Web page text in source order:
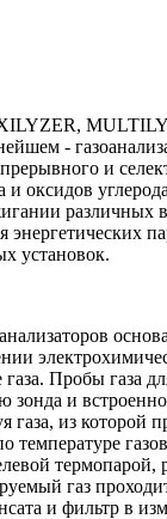
-
и
и оксидов
различных
энергетических
установок.
Пробы газа
зонда и
газа, из которой
температуре
термопарой,
газ
и фильтр в